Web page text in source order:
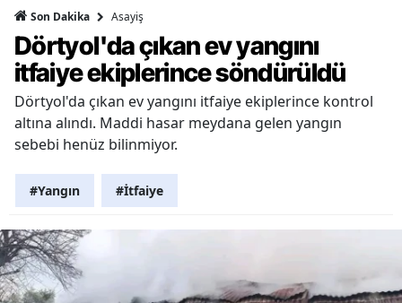
Son Dakika Asayiş
Dörtyol'da çıkan ev yangını
itfaiye ekiplerince söndürüldü
Dörtyol'da çıkan ev yangını itfaiye ekiplerince kontrol
altına alındı. Maddi hasar meydana gelen yangın
sebebi henüz bilinmiyor.
#Yangın #İtfaiye